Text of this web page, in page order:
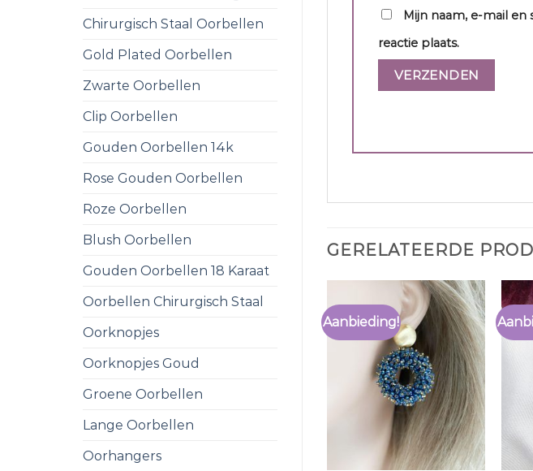
Chirurgisch Staal Oorbellen
Gold Plated Oorbellen
Zwarte Oorbellen
Clip Oorbellen
Gouden Oorbellen 14k
Rose Gouden Oorbellen
Roze Oorbellen
Blush Oorbellen
Gouden Oorbellen 18 Karaat
Oorbellen Chirurgisch Staal
Oorknopjes
Oorknopjes Goud
Groene Oorbellen
Lange Oorbellen
Oorhangers
Mijn naam, e-mail
reactie plaats.
GERELATEERDE
Aanbieding!